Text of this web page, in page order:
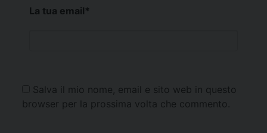
La tua email*
Salva il mio nome, email e sito web in questo
browser per la prossima volta che commento.